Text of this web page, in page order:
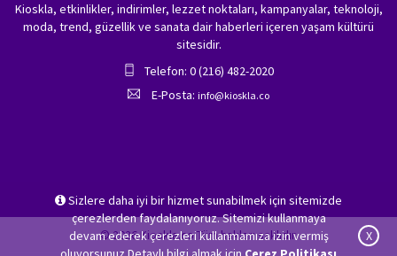
Sizlere daha iyi bir hizmet sunabilmek için sitemizde
çerezlerden faydalanıyoruz. Sitemizi kullanmaya
devam ederek çerezleri kullanmamıza izin vermiş
X
Kioskla, etkinlikler, indirimler, lezzet noktaları, kampanyalar, teknoloji,
moda, trend, güzellik ve sanata dair haberleri içeren yaşam kültürü
sitesidir.
Telefon: 0 (216) 482-2020
E-Posta: info@kioskla.co
© 2026 Kioskla.co Tüm hakları saklıdır.